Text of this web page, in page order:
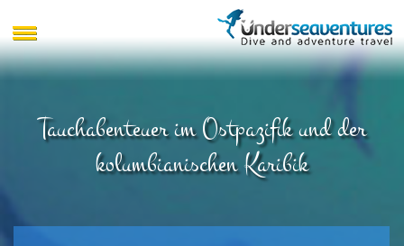
Tauchabenteuer im Ostpazifik und der
kolumbianischen Karibik